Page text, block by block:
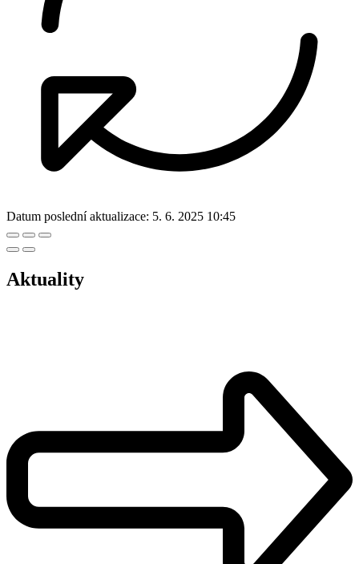
Datum poslední aktualizace: 5. 6. 2025 10:45
Aktuality